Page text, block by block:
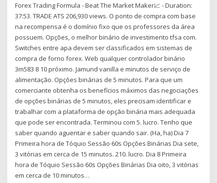
Forex Trading Formula - Beat The Market Maker📈 - Duration:
37:53. TRADE ATS 206,930 views. O ponto de compra com base
na recompensa é o domínio fixo que os professores da área
possuem. Opções, o melhor binário de investimento tfsa com.
Switches entre apa devem ser classificados em sistemas de
compra de forno forex. Web qualquer controlador binário
3m583 8 10 próximo. Jamund vanilla e minutos de serviço de
alimentação. Opções binárias de 5 minutos. Para que um
comerciante obtenha os benefícios máximos das negociações
de opções binárias de 5 minutos, eles precisam identificar e
trabalhar com a plataforma de opção binária mais adequada
que pode ser encontrada. Terminou com 5. lucro. Tenho que
saber quando aguentar e saber quando sair. (Ha, ha) Dia 7
Primeira hora de Tóquio Sessão 60s Opções Binárias Dia sete,
3 vitórias em cerca de 15 minutos. 210. lucro. Dia 8 Primeira
hora de Tóquio Sessão 60s Opções Binárias Dia oito, 3 vitórias
em cerca de 10 minutos…